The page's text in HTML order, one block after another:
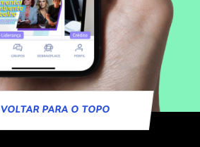
VOLTAR PARA O TOPO